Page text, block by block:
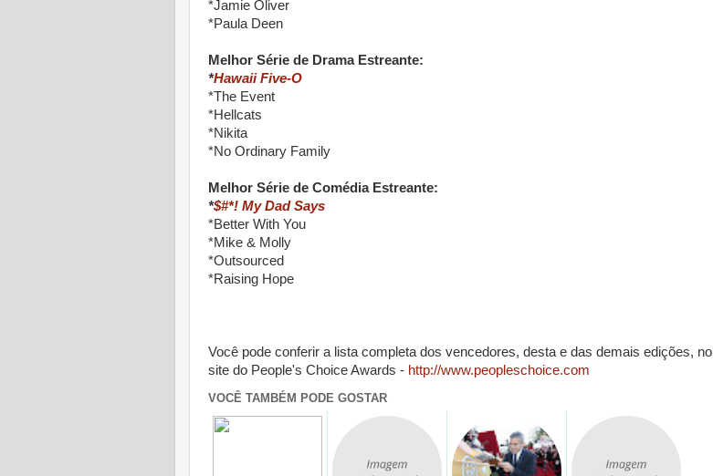
*Jamie Oliver
*Paula Deen
Melhor Série de Drama Estreante:
*Hawaii Five-O
*The Event
*Hellcats
*Nikita
*No Ordinary Family
Melhor Série de Comédia Estreante:
*$#*! My Dad Says
*Better With You
*Mike & Molly
*Outsourced
*Raising Hope
Você pode conferir a lista completa dos vencedores, desta e das demais edições, no
site do People's Choice Awards - http://www.peopleschoice.com
VOCÊ TAMBÉM PODE GOSTAR